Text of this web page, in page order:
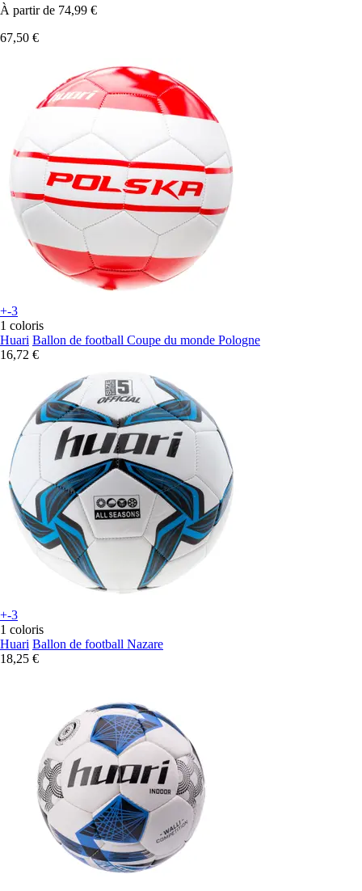
À partir de 74,99 €
67,50 €
+-3
1 coloris
Huari Ballon de football Coupe du monde Pologne
16,72 €
+-3
1 coloris
Huari Ballon de football Nazare
18,25 €